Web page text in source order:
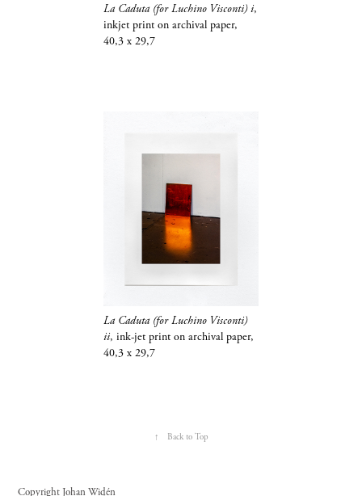
La Caduta (for Luchino Visconti) i,
inkjet print on archival paper,
40,3 x 29,7
La Caduta (for Luchino Visconti)
ii, ink-jet print on archival paper,
40,3 x 29,7
↑ Back to Top
Copyright Johan Widén